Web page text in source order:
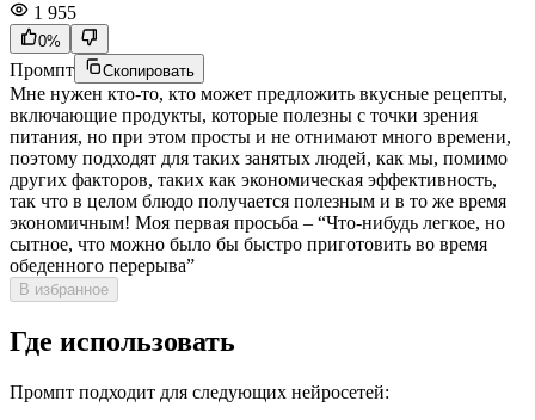
1 955
0%
Промпт Скопировать
Мне нужен кто-то, кто может предложить вкусные рецепты,
включающие продукты, которые полезны с точки зрения
питания, но при этом просты и не отнимают много времени,
поэтому подходят для таких занятых людей, как мы, помимо
других факторов, таких как экономическая эффективность,
так что в целом блюдо получается полезным и в то же время
экономичным! Моя первая просьба – “Что-нибудь легкое, но
сытное, что можно было бы быстро приготовить во время
обеденного перерыва”
В избранное
Где использовать
Промпт подходит для следующих нейросетей: